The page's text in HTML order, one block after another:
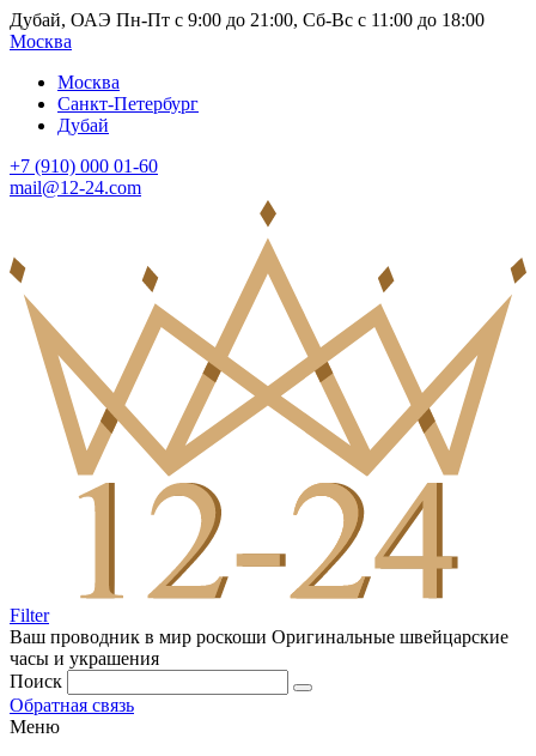
Дубай, ОАЭ Пн-Пт с 9:00 до 21:00, Сб-Вс с 11:00 до 18:00
Москва
Москва
Санкт-Петербург
Дубай
+7 (910) 000 01-60
mail@12-24.com
Filter
Ваш проводник в мир роскоши Оригинальные швейцарские
часы и украшения
Поиск
Обратная связь
Меню